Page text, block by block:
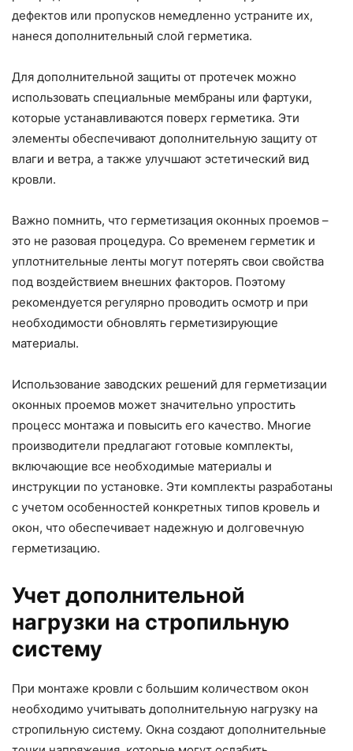
дефектов или пропусков немедленно устраните их,
нанеся дополнительный слой герметика.
Для дополнительной защиты от протечек можно
использовать специальные мембраны или фартуки,
которые устанавливаются поверх герметика. Эти
элементы обеспечивают дополнительную защиту от
влаги и ветра, а также улучшают эстетический вид
кровли.
Важно помнить, что герметизация оконных проемов –
это не разовая процедура. Со временем герметик и
уплотнительные ленты могут потерять свои свойства
под воздействием внешних факторов. Поэтому
рекомендуется регулярно проводить осмотр и при
необходимости обновлять герметизирующие
материалы.
Использование заводских решений для герметизации
оконных проемов может значительно упростить
процесс монтажа и повысить его качество. Многие
производители предлагают готовые комплекты,
включающие все необходимые материалы и
инструкции по установке. Эти комплекты разработаны
с учетом особенностей конкретных типов кровель и
окон, что обеспечивает надежную и долговечную
герметизацию.
Учет дополнительной
нагрузки на стропильную
систему
При монтаже кровли с большим количеством окон
необходимо учитывать дополнительную нагрузку на
стропильную систему. Окна создают дополнительные